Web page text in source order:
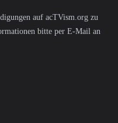
auf acTVism.org zu
bitte per E-Mail an